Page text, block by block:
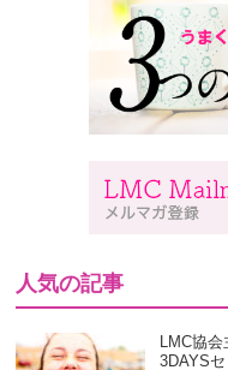
人気の記事
LMC協
3DAYS